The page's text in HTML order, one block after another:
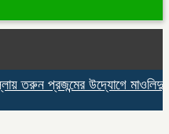
তরুন প্রজন্মের উদ্যোগে